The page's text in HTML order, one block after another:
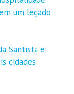
um legado
Santista e
cidades